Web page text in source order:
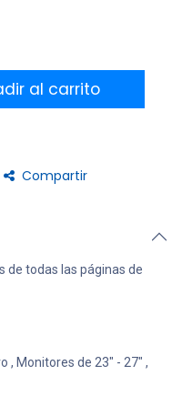
al carrito
Compartir
de todas las páginas de
, Monitores de 23" - 27" ,